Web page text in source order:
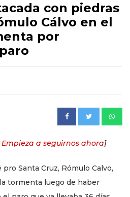
con piedras
Cálvo en el
por
Empieza a seguirnos ahora]
Santa Cruz, Rómulo Calvo,
tormenta luego de haber